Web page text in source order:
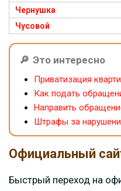
Чернушка
Чусовой
Это интересно
Приватизация
Как подать
Направить
Штрафы за
Официальный
Быстрый переход на